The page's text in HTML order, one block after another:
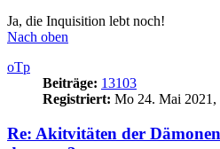
Ja, die Inquisition lebt noch!
Nach oben
oTp
Beiträge: 13103
Registriert: Mo 24. Mai 2021,
Re: Akitvitäten der